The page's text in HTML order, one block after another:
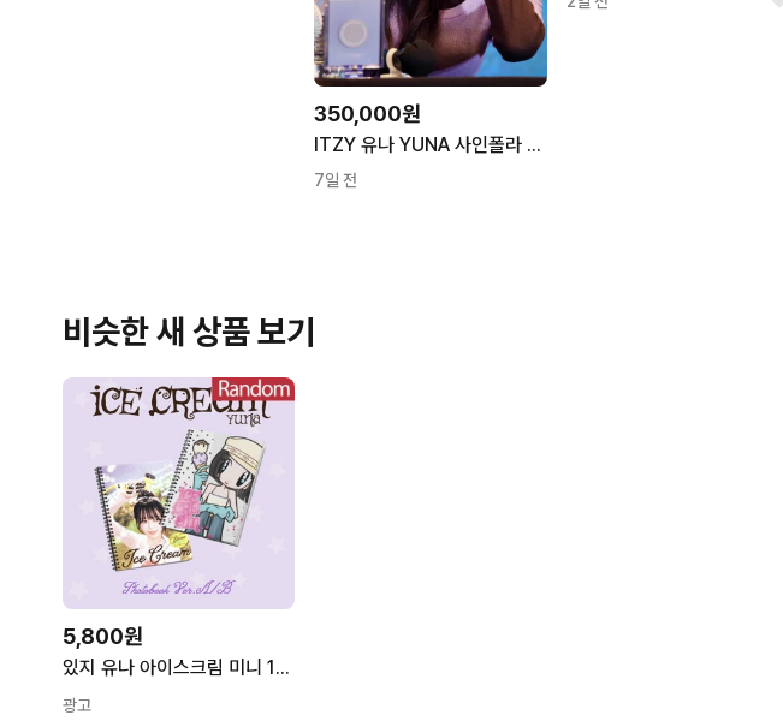
350,000원
ITZY 유나 YUNA 사인폴라 signed polaroid 싸인 폴라
7일 전
비슷한 새 상품 보기
5,800원
있지 유나 아이스크림 미니 1집 Ice Cream Photobook Ver 2종 중 랜덤발송
광고